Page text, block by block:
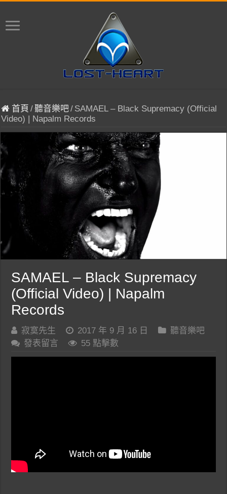
首頁 /聽音樂吧/ SAMAEL – Black Supremacy (Official
Video) | Napalm Records
SAMAEL – Black Supremacy
(Official Video) | Napalm
Records
寂寞先生 2017 年 9 月 16 日
聽音樂吧
發表留言
55 點擊數